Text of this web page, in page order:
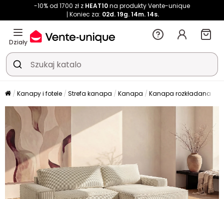
-10% od 1700 zł z HEAT10na produkty Vente-unique
Koniec za: 02d.19g.14m.14s.
Działy
Kanapy i fotele Strefa kanapa Kanapa Kanapa rozkładana